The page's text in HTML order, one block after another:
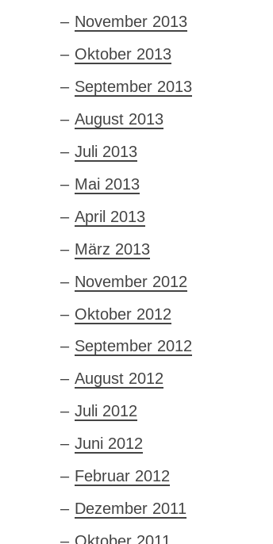
November 2013
Oktober 2013
September 2013
August 2013
Juli 2013
Mai 2013
April 2013
März 2013
November 2012
Oktober 2012
September 2012
August 2012
Juli 2012
Juni 2012
Februar 2012
Dezember 2011